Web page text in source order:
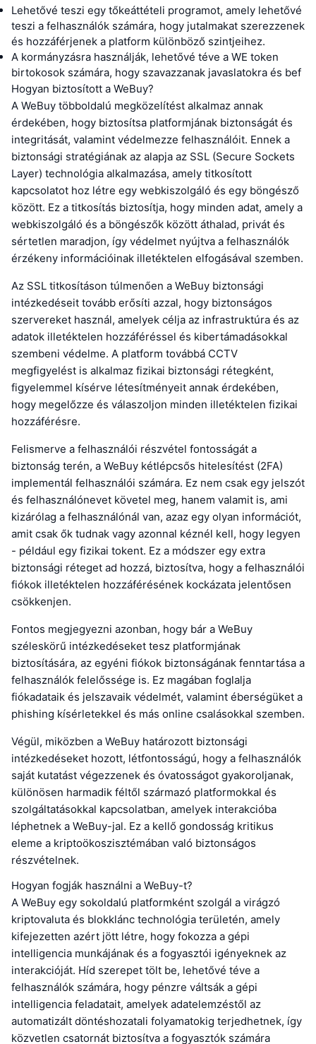
Lehetővé teszi egy tőkeáttételi programot, amely lehetővé
teszi a felhasználók számára, hogy jutalmakat szerezzenek
és hozzáférjenek a platform különböző szintjeihez.
A kormányzásra használják, lehetővé téve a WE token
birtokosok számára, hogy szavazzanak javaslatokra és bef
Hogyan biztosított a WeBuy?
A WeBuy többoldalú megközelítést alkalmaz annak
érdekében, hogy biztosítsa platformjának biztonságát és
integritását, valamint védelmezze felhasználóit. Ennek a
biztonsági stratégiának az alapja az SSL (Secure Sockets
Layer) technológia alkalmazása, amely titkosított
kapcsolatot hoz létre egy webkiszolgáló és egy böngésző
között. Ez a titkosítás biztosítja, hogy minden adat, amely a
webkiszolgáló és a böngészők között áthalad, privát és
sértetlen maradjon, így védelmet nyújtva a felhasználók
érzékeny információinak illetéktelen elfogásával szemben.
Az SSL titkosításon túlmenően a WeBuy biztonsági
intézkedéseit tovább erősíti azzal, hogy biztonságos
szervereket használ, amelyek célja az infrastruktúra és az
adatok illetéktelen hozzáféréssel és kibertámadásokkal
szembeni védelme. A platform továbbá CCTV
megfigyelést is alkalmaz fizikai biztonsági rétegként,
figyelemmel kísérve létesítményeit annak érdekében,
hogy megelőzze és válaszoljon minden illetéktelen fizikai
hozzáférésre.
Felismerve a felhasználói részvétel fontosságát a
biztonság terén, a WeBuy kétlépcsős hitelesítést (2FA)
implementál felhasználói számára. Ez nem csak egy jelszót
és felhasználónevet követel meg, hanem valamit is, ami
kizárólag a felhasználónál van, azaz egy olyan információt,
amit csak ők tudnak vagy azonnal kéznél kell, hogy legyen
- például egy fizikai tokent. Ez a módszer egy extra
biztonsági réteget ad hozzá, biztosítva, hogy a felhasználói
fiókok illetéktelen hozzáférésének kockázata jelentősen
csökkenjen.
Fontos megjegyezni azonban, hogy bár a WeBuy
széleskörű intézkedéseket tesz platformjának
biztosítására, az egyéni fiókok biztonságának fenntartása a
felhasználók felelőssége is. Ez magában foglalja
fiókadataik és jelszavaik védelmét, valamint éberségüket a
phishing kísérletekkel és más online csalásokkal szemben.
Végül, miközben a WeBuy határozott biztonsági
intézkedéseket hozott, létfontosságú, hogy a felhasználók
saját kutatást végezzenek és óvatosságot gyakoroljanak,
különösen harmadik féltől származó platformokkal és
szolgáltatásokkal kapcsolatban, amelyek interakcióba
léphetnek a WeBuy-jal. Ez a kellő gondosság kritikus
eleme a kriptoökoszisztémában való biztonságos
részvételnek.
Hogyan fogják használni a WeBuy-t?
A WeBuy egy sokoldalú platformként szolgál a virágzó
kriptovaluta és blokklánc technológia területén, amely
kifejezetten azért jött létre, hogy fokozza a gépi
intelligencia munkájának és a fogyasztói igényeknek az
interakcióját. Híd szerepet tölt be, lehetővé téve a
felhasználók számára, hogy pénzre váltsák a gépi
intelligencia feladatait, amelyek adatelemzéstől az
automatizált döntéshozatali folyamatokig terjedhetnek, így
közvetlen csatornát biztosítva a fogyasztók számára